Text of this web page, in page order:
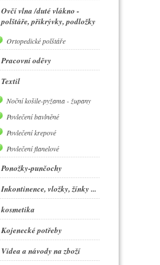
Ovčí vlna /duté vlákno -
polštáře, přikrývky, podložky
Ortopedické polštáře
Pracovní oděvy
Textil
Noční košile-pyžama - župany
Povlečení bavlněné
Povlečení krepové
Povlečení flanelové
Ponožky-punčochy
Inkontinence, vložky, žínky ...
kosmetika
Kojenecké potřeby
Videa a návody na zboží